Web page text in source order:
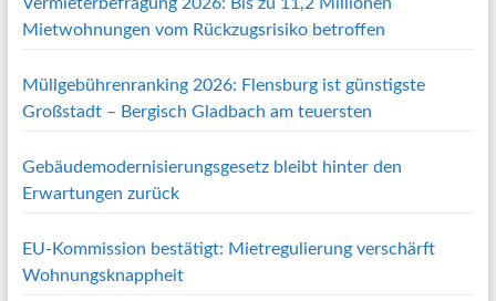
Mietwohnungen vom Rückzugsrisiko betroffen
Müllgebührenranking 2026: Flensburg ist günstigste
Großstadt – Bergisch Gladbach am teuersten
Gebäudemodernisierungsgesetz bleibt hinter den
Erwartungen zurück
EU-Kommission bestätigt: Mietregulierung verschärft
Wohnungsknappheit